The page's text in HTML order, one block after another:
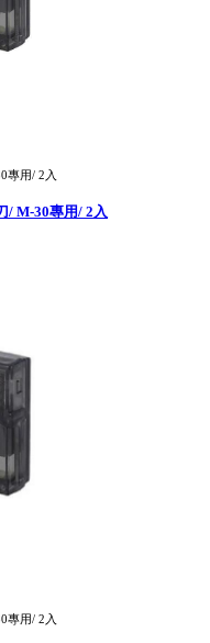
專用/ 2入
/ M-30專用/ 2入
專用/ 2入